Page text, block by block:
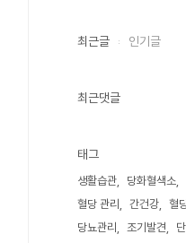
최근글 인기글
최근댓글
태그
생활습관 당화혈색소
혈당 관리
간건강 혈
당뇨관리
조기발견